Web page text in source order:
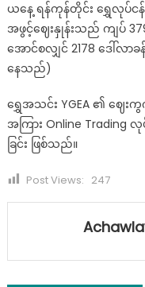
ယနေ့ ရန်ကုန်တိုင်း ရွှေလုပ်ငန်
အဖွင့်ဈေးနှုန်းသည် ကျပ်
အောင်စလျှင် 2178 ဒေါ်လာ
နေသည်)
ရွှေအသင်း YGEA ၏ ဈေး
အကြား Online Trading
ခြင်း ဖြစ်သည်။
Post Views: 247